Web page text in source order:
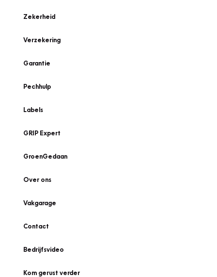
Zekerheid
Verzekering
Garantie
Pechhulp
Labels
GRIP Expert
GroenGedaan
Over ons
Vakgarage
Contact
Bedrijfsvideo
Kom gerust verder